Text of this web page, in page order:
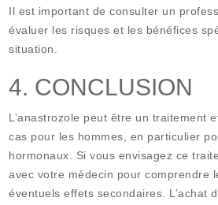
Il est important de consulter un
évaluer les risques et les bénéfices
situation.
4. CONCLUSION
L’anastrozole peut être un traitement
cas pour les hommes, en particulier
hormonaux. Si vous envisagez ce
avec votre médecin pour comprendre
éventuels effets secondaires. L’achat